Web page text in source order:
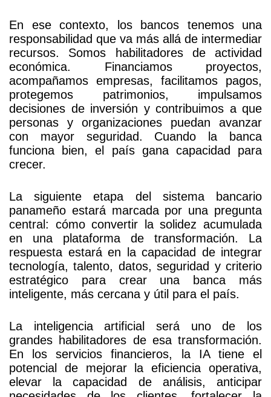
En ese contexto, los bancos tenemos una
responsabilidad que va más allá de intermediar
recursos. Somos habilitadores de actividad
económica. Financiamos proyectos,
acompañamos empresas, facilitamos pagos,
protegemos patrimonios, impulsamos
decisiones de inversión y contribuimos a que
personas y organizaciones puedan avanzar
con mayor seguridad. Cuando la banca
funciona bien, el país gana capacidad para
crecer.
La siguiente etapa del sistema bancario
panameño estará marcada por una pregunta
central: cómo convertir la solidez acumulada
en una plataforma de transformación. La
respuesta estará en la capacidad de integrar
tecnología, talento, datos, seguridad y criterio
estratégico para crear una banca más
inteligente, más cercana y útil para el país.
La inteligencia artificial será uno de los
grandes habilitadores de esa transformación.
En los servicios financieros, la IA tiene el
potencial de mejorar la eficiencia operativa,
elevar la capacidad de análisis, anticipar